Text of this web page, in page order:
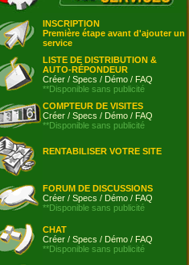
INSCRIPTION
Première étape avant d'ajouter un
service
LISTE DE DISTRIBUTION &
AUTO-RÉPONDEUR
Créer / Specs / Démo / FAQ
**Disponible sans publicité
COMPTEUR DE VISITES
Créer / Specs / Démo / FAQ
**Disponible sans publicité
RENTABILISER VOTRE SITE
FORUM DE DISCUSSIONS
Créer / Specs / Démo / FAQ
**Disponible sans publicité
CHAT
Créer / Specs / Démo / FAQ
**Disponible sans publicité